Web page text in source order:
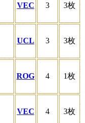
VEC 3 3枚
UCL 3 3枚
ROG 4 1枚
VEC 4 3枚